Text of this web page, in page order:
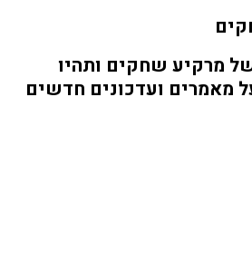
שחקים ותהיו
ועדכונים חדשים